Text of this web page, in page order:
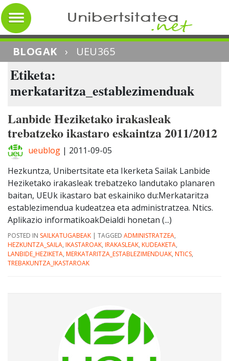
BLOGAK › UEU365
Etiketa:
merkataritza_establezimenduak
Lanbide Heziketako irakasleak
trebatzeko ikastaro eskaintza 2011/2012
ueublog | 2011-09-05
Hezkuntza, Unibertsitate eta Ikerketa Sailak Lanbide
Heziketako irakasleak trebatzeko landutako planaren
baitan, UEUk ikastaro bat eskainiko du:Merkataritza
establezimendua kudeatzea eta administratzea. Ntics.
Aplikazio informatikoakDeialdi honetan (...)
POSTED IN SAILKATUGABEAK | TAGGED ADMINISTRATZEA,
HEZKUNTZA_SAILA, IKASTAROAK, IRAKASLEAK, KUDEAKETA,
LANBIDE_HEZIKETA, MERKATARITZA_ESTABLEZIMENDUAK, NTICS,
TREBAKUNTZA_IKASTAROAK